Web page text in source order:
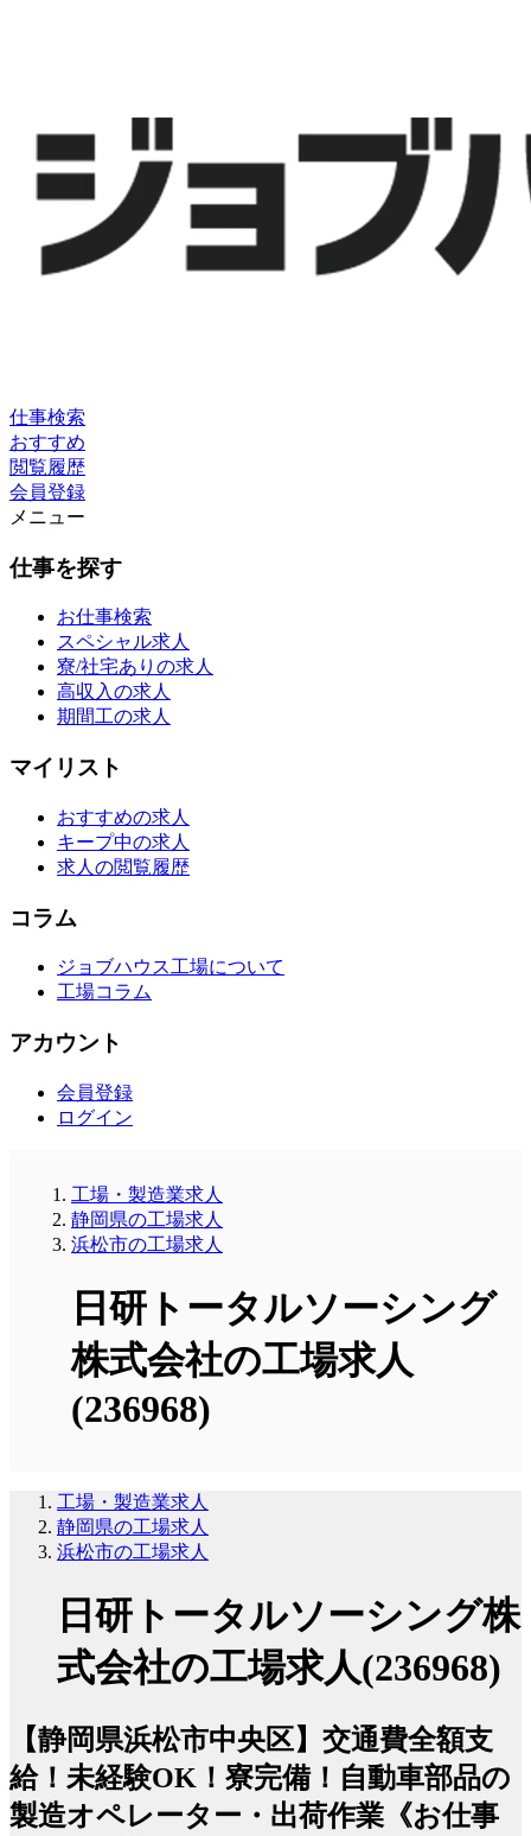
仕事検索
おすすめ
閲覧履歴
会員登録
メニュー
仕事を探す
お仕事検索
スペシャル求人
寮/社宅ありの求人
高収入の求人
期間工の求人
マイリスト
おすすめの求人
キープ中の求人
求人の閲覧履歴
コラム
ジョブハウス工場について
工場コラム
アカウント
会員登録
ログイン
工場・製造業求人
静岡県の工場求人
浜松市の工場求人
日研トータルソーシング
株式会社の工場求人
(236968)
工場・製造業求人
静岡県の工場求人
浜松市の工場求人
日研トータルソーシング株
式会社の工場求人(236968)
【静岡県浜松市中央区】交通費全額支
給！未経験OK！寮完備！自動車部品の
製造オペレーター・出荷作業《お仕事